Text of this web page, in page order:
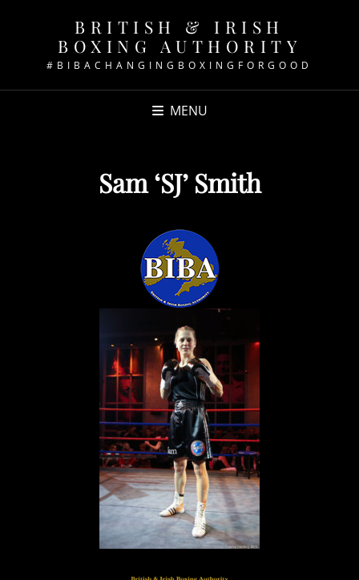
BRITISH & IRISH
BOXING AUTHORITY
#BIBACHANGINGBOXINGFORGOOD
MENU
Sam ‘SJ’ Smith